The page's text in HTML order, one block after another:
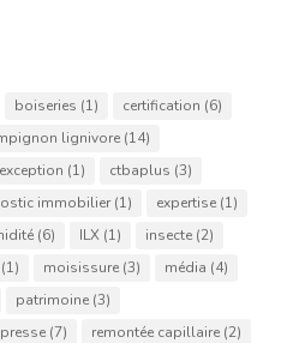
boiseries (1) certification (6)
lignivore(14)
(1) ctbaplus (3)
immobilier(1) expertise(1)
(6) ILX(1) insecte(2)
(1) moisissure(3) média (4)
patrimoine(3)
presse(7) remontée capillaire(2)